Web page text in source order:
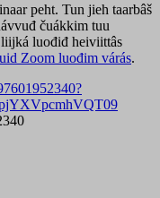
peht. Tun jieh taarbâš
čuákkim tuu
liijká luođiđ heiviittâs
Zoom luođim várás.